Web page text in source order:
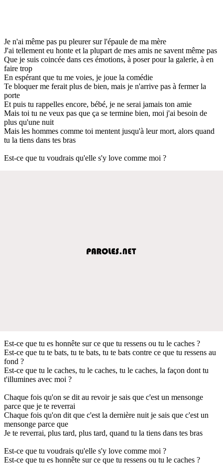
Je n'ai même pas pu pleurer sur l'épaule de ma mère
J'ai tellement eu honte et la plupart de mes amis ne savent même pas
Que je suis coincée dans ces émotions, à poser pour la galerie, à en
faire trop
En espérant que tu me voies, je joue la comédie
Te bloquer me ferait plus de bien, mais je n'arrive pas à fermer la
porte
Et puis tu rappelles encore, bébé, je ne serai jamais ton amie
Mais toi tu ne veux pas que ça se termine bien, moi j'ai besoin de
plus qu'une nuit
Mais les hommes comme toi mentent jusqu'à leur mort, alors quand
tu la tiens dans tes bras
Est-ce que tu voudrais qu'elle s'y love comme moi ?
Est-ce que tu es honnête sur ce que tu ressens ou tu le caches ?
Est-ce que tu te bats, tu te bats, tu te bats contre ce que tu ressens au
fond ?
Est-ce que tu le caches, tu le caches, tu le caches, la façon dont tu
t'illumines avec moi ?
Chaque fois qu'on se dit au revoir je sais que c'est un mensonge
parce que je te reverrai
Chaque fois qu'on dit que c'est la dernière nuit je sais que c'est un
mensonge parce que
Je te reverrai, plus tard, plus tard, quand tu la tiens dans tes bras
Est-ce que tu voudrais qu'elle s'y love comme moi ?
Est-ce que tu es honnête sur ce que tu ressens ou tu le caches ?